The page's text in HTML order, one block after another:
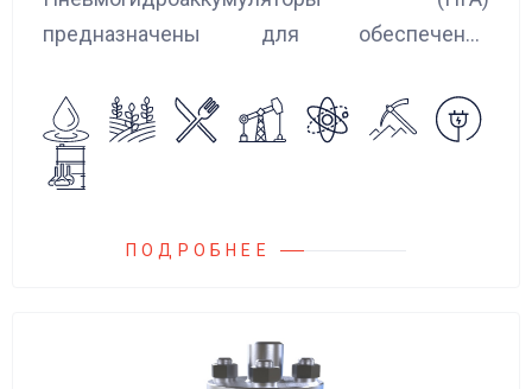
предназначены для обеспечения
колебаний потока жидкости, возникающих в
гидравлических системах.
ПОДРОБНЕЕ